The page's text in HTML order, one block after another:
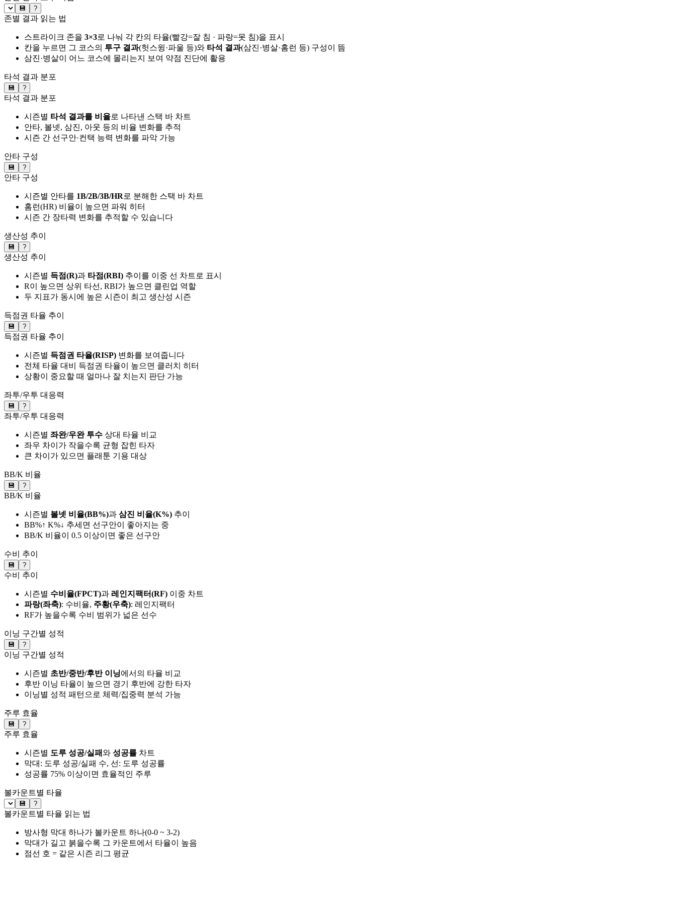
💾 ?
존별 결과 읽는 법
스트라이크 존을 3×3로 나눠 각 칸의 타율(빨강=잘 침 · 파랑=못 침)을 표시
칸을 누르면 그 코스의 투구 결과(헛스윙·파울 등)와 타석 결과(삼진·병살·홈런 등) 구성이 뜸
삼진·병살이 어느 코스에 몰리는지 보여 약점 진단에 활용
타석 결과 분포
💾 ?
타석 결과 분포
시즌별 타석 결과를 비율로 나타낸 스택 바 차트
안타, 볼넷, 삼진, 아웃 등의 비율 변화를 추적
시즌 간 선구안·컨택 능력 변화를 파악 가능
안타 구성
💾 ?
안타 구성
시즌별 안타를 1B/2B/3B/HR로 분해한 스택 바 차트
홈런(HR) 비율이 높으면 파워 히터
시즌 간 장타력 변화를 추적할 수 있습니다
생산성 추이
💾 ?
생산성 추이
시즌별 득점(R)과 타점(RBI) 추이를 이중 선 차트로 표시
R이 높으면 상위 타선, RBI가 높으면 클린업 역할
두 지표가 동시에 높은 시즌이 최고 생산성 시즌
득점권 타율 추이
💾 ?
득점권 타율 추이
시즌별 득점권 타율(RISP) 변화를 보여줍니다
전체 타율 대비 득점권 타율이 높으면 클러치 히터
상황이 중요할 때 얼마나 잘 치는지 판단 가능
좌투/우투 대응력
💾 ?
좌투/우투 대응력
시즌별 좌완/우완 투수 상대 타율 비교
좌우 차이가 작을수록 균형 잡힌 타자
큰 차이가 있으면 플래툰 기용 대상
BB/K 비율
💾 ?
BB/K 비율
시즌별 볼넷 비율(BB%)과 삼진 비율(K%) 추이
BB%↑ K%↓ 추세면 선구안이 좋아지는 중
BB/K 비율이 0.5 이상이면 좋은 선구안
수비 추이
💾 ?
수비 추이
시즌별 수비율(FPCT)과 레인지팩터(RF) 이중 차트
파랑(좌축): 수비율, 주황(우축): 레인지팩터
RF가 높을수록 수비 범위가 넓은 선수
이닝 구간별 성적
💾 ?
이닝 구간별 성적
시즌별 초반/중반/후반 이닝에서의 타율 비교
후반 이닝 타율이 높으면 경기 후반에 강한 타자
이닝별 성적 패턴으로 체력/집중력 분석 가능
주루 효율
💾 ?
주루 효율
시즌별 도루 성공/실패와 성공률 차트
막대: 도루 성공/실패 수, 선: 도루 성공률
성공률 75% 이상이면 효율적인 주루
볼카운트별 타율
💾 ?
볼카운트별 타율 읽는 법
방사형 막대 하나가 볼카운트 하나(0-0 ~ 3-2)
막대가 길고 붉을수록 그 카운트에서 타율이 높음
점선 호 = 같은 시즌 리그 평균